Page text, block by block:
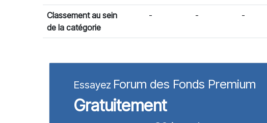
Classement au sein
de la catégorie
- - -
Essayez Forum des Fonds Premium
Gratuitement